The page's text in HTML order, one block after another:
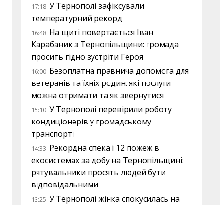
17:18 У Тернополі зафіксували
температурний рекорд
16:48 На щиті повертається Іван
Карабаник з Тернопільщини: громада
просить гідно зустріти Героя
16:00 Безоплатна правнича допомога для
ветеранів та їхніх родин: які послуги
можна отримати та як звернутися
15:10 У Тернополі перевірили роботу
кондиціонерів у громадському
транспорті
14:33 Рекордна спека і 12 пожеж в
екосистемах за добу на Тернопільщині:
рятувальники просять людей бути
відповідальними
13:25 У Тернополі жінка спокусилась на